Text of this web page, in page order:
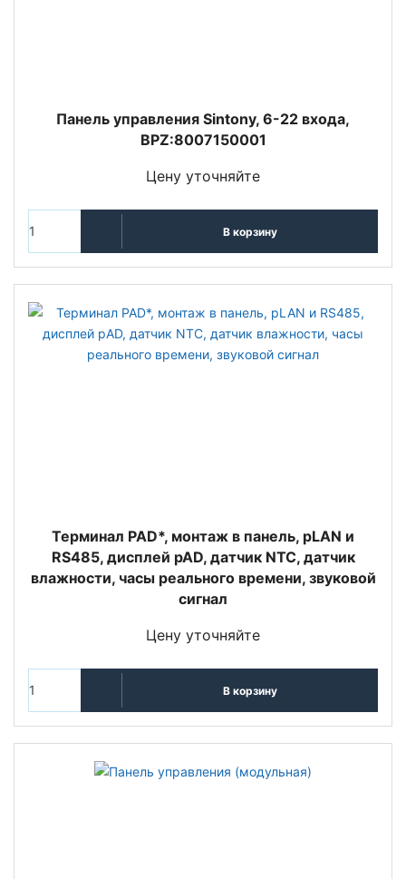
Панель управления Sintony, 6-22 входа,
BPZ:8007150001
Цену уточняйте
В корзину
Терминал PAD*, монтаж в панель, pLAN и
RS485, дисплей pAD, датчик NTC, датчик
влажности, часы реального времени, звуковой
сигнал
Цену уточняйте
В корзину